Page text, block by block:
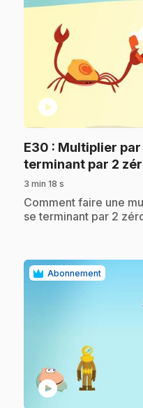
play_circle
E30 : Multiplier
terminant par 2
3 min 18 s
.Comment faire une
se terminant par 2
Abonnement
play_circle